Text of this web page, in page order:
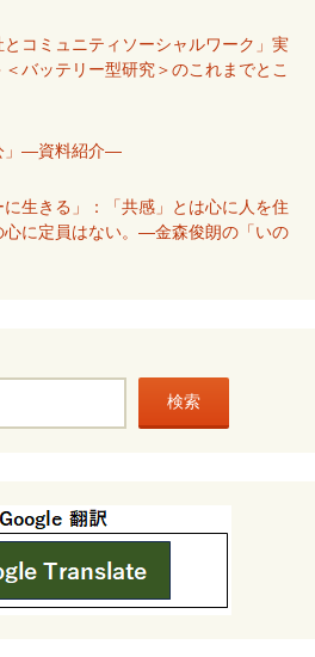
コミュニティソーシャルワーク」実
バッテリー型研究＞のこれまでとこ
」―資料紹介―
に生きる」：「共感」とは心に人を住
心に定員はない。―金森俊朗の「いの
検索